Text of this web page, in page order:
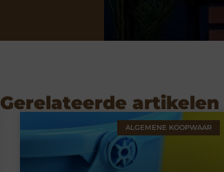
Gerelateerde artikelen
ALGEMENE KOOPWAAR